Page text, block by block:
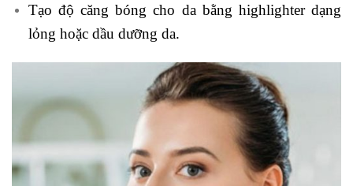
Tạo độ căng bóng cho da bằng highlighter dạng
lỏng hoặc dầu dưỡng da.